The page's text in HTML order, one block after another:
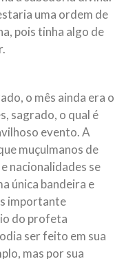
uma ordem de
pois tinha algo de
o mês ainda era o
sagrado, o qual é
evento. A
muçulmanos de
nacionalidades se
única bandeira e
importante
do profeta
ser feito em sua
mas por sua